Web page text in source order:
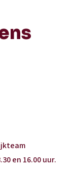
en 16.00 uur.